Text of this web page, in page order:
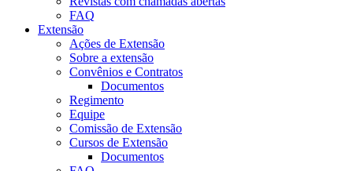
FAQ
Extensão
Ações de Extensão
Sobre a extensão
Convênios e Contratos
Documentos
Regimento
Equipe
Comissão de Extensão
Cursos de Extensão
Documentos